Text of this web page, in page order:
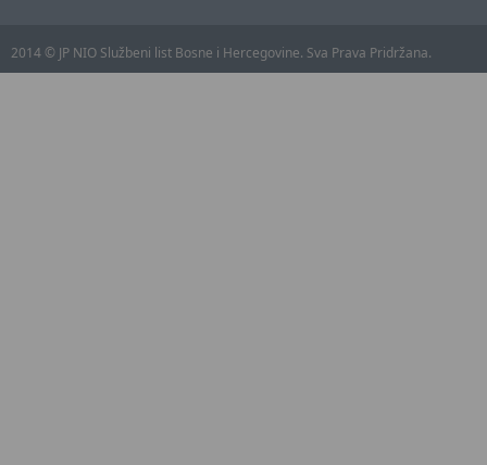
2014 © JP NIO Službeni list Bosne i Hercegovine. Sva Prava Pridržana.